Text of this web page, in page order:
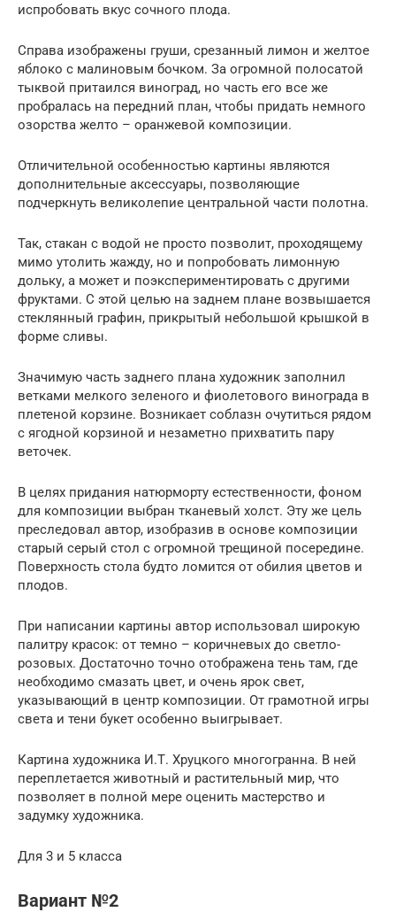
испробовать вкус сочного плода.
Справа изображены груши, срезанный лимон и желтое
яблоко с малиновым бочком. За огромной полосатой
тыквой притаился виноград, но часть его все же
пробралась на передний план, чтобы придать немного
озорства желто – оранжевой композиции.
Отличительной особенностью картины являются
дополнительные аксессуары, позволяющие
подчеркнуть великолепие центральной части полотна.
Так, стакан с водой не просто позволит, проходящему
мимо утолить жажду, но и попробовать лимонную
дольку, а может и поэкспериментировать с другими
фруктами. С этой целью на заднем плане возвышается
стеклянный графин, прикрытый небольшой крышкой в
форме сливы.
Значимую часть заднего плана художник заполнил
ветками мелкого зеленого и фиолетового винограда в
плетеной корзине. Возникает соблазн очутиться рядом
с ягодной корзиной и незаметно прихватить пару
веточек.
В целях придания натюрморту естественности, фоном
для композиции выбран тканевый холст. Эту же цель
преследовал автор, изобразив в основе композиции
старый серый стол с огромной трещиной посередине.
Поверхность стола будто ломится от обилия цветов и
плодов.
При написании картины автор использовал широкую
палитру красок: от темно – коричневых до светло-
розовых. Достаточно точно отображена тень там, где
необходимо смазать цвет, и очень ярок свет,
указывающий в центр композиции. От грамотной игры
света и тени букет особенно выигрывает.
Картина художника И.Т. Хруцкого многогранна. В ней
переплетается животный и растительный мир, что
позволяет в полной мере оценить мастерство и
задумку художника.
Для 3 и 5 класса
Вариант №2